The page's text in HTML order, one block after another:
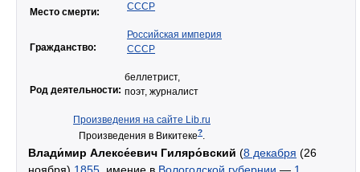
Место смерти: СССР
Гражданство:
Российская империя
СССР
Род деятельности:
беллетрист,
поэт, журналист
Произведения на сайте Lib.ru
Произведения в Викитеке?.
Влади́мир Алексе́евич Гиляро́вский (8 декабря (26